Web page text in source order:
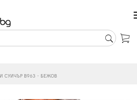
СУИЧЪР B963 - БЕЖОВ